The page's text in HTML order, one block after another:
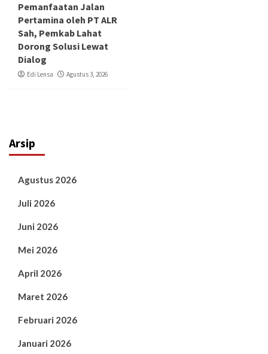
Pemanfaatan Jalan
Pertamina oleh PT ALR
Sah, Pemkab Lahat
Dorong Solusi Lewat
Dialog
Edi Lensa Agustus 3, 2026
Arsip
Agustus 2026
Juli 2026
Juni 2026
Mei 2026
April 2026
Maret 2026
Februari 2026
Januari 2026